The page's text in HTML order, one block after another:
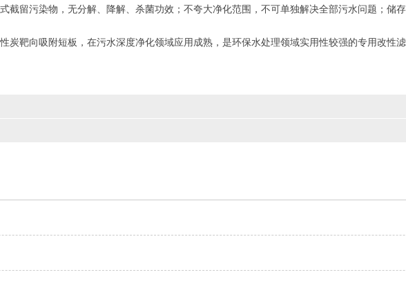
截留污染物，无分解、降解、杀菌功效；不夸大净化范围，不可单独解决全部污水问题；储
靶向吸附短板，在污水深度净化领域应用成熟，是环保水处理领域实用性较强的专用改性滤